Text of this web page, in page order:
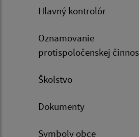
Hlavný kontrolór
Oznamovanie
protispoločenskej
Školstvo
Dokumenty
Symboly obce